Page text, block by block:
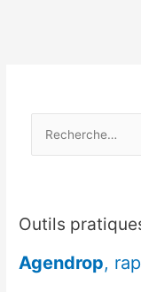
e
c
Outils
Agendrop,